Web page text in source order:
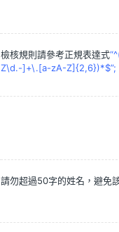
檢核規則請參考正規表達式
Z\d.-]+\.[a-zA-Z]{2,6})*$”;
請勿超過50字的姓名，避免